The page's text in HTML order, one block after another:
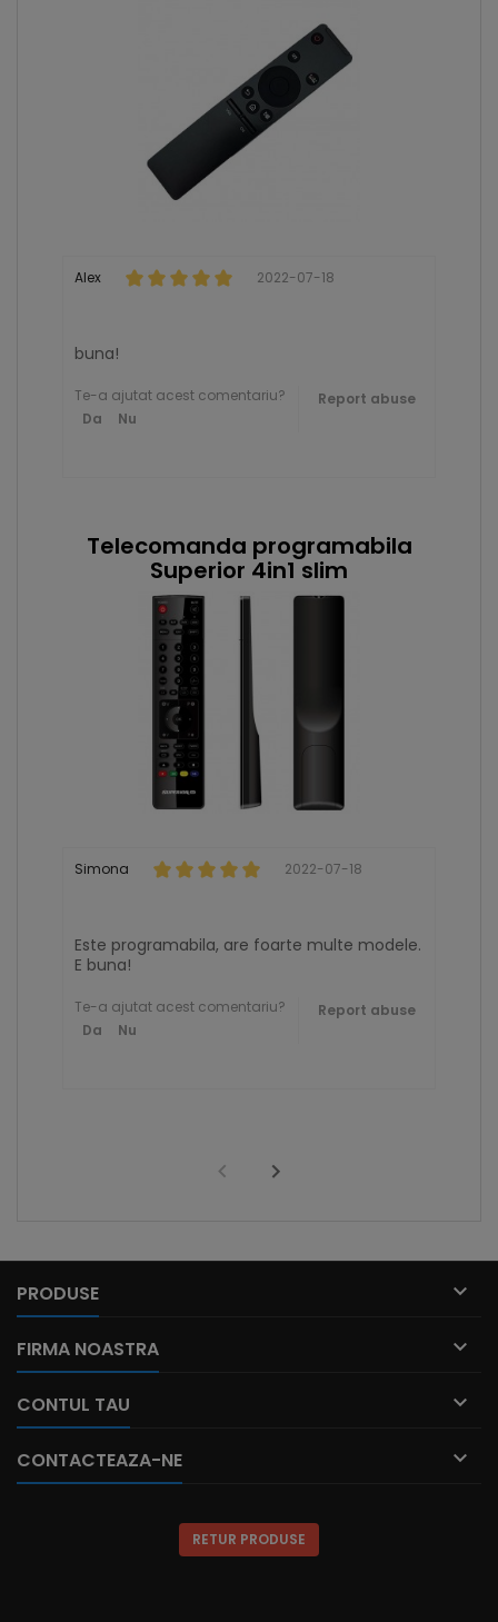
Alex 2022-07-18
buna!
Te-a ajutat acest comentariu?
Da
Nu
Report abuse
Telecomanda programabila
Superior 4in1 slim
Simona 2022-07-18
Este programabila, are foarte multe modele.
E buna!
Te-a ajutat acest comentariu?
Da
Nu
Report abuse
PRODUSE 
FIRMA NOASTRA 
CONTUL TAU 
CONTACTEAZA-NE 
RETUR PRODUSE